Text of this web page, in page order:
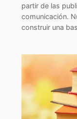
partir de las
comunicación.
construir una